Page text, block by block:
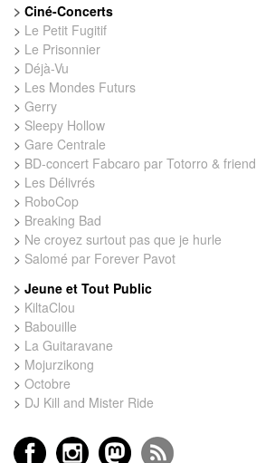
> Ciné-Concerts
> Le Petit Fugitif
> Le Prisonnier
> Déjà-Vu
> Les Mondes Futurs
> Gerry
> Sleepy Hollow
> Gare Centrale
> BD-concert Fabcaro par Totorro & friend
> Les Délivrés
> RoboCop
> Breaking Bad
> Ne croyez surtout pas que je hurle
> Salomé par Forever Pavot
> Jeune et Tout Public
> KiltaClou
> Babouille
> La Guitaravane
> Mojurzikong
> Octobre
> DJ Kill and Mister Ride